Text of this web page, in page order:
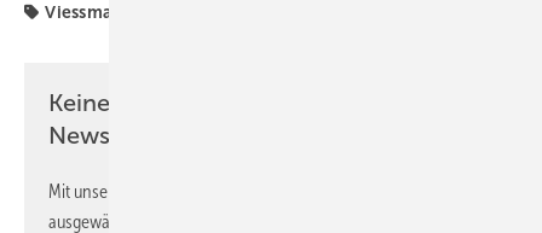
Viessmann
Keine Zeit? Kein Problem mit dem SBZ
Newsletter!
Mit unserem Newsletter erhalten Sie regelmäßig von uns
ausgewählte Informationen und Neuigkeiten, gebündelt und